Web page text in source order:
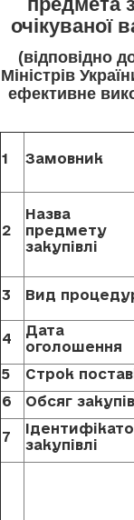
очікуваної
(відповідно
Міністрів
ефективне
1 Замовник
2
Назва
предмету
закупівлі
3 Вид
4
Дата
оголошення
5 Строк
6
Обсяг
7
закупівлі